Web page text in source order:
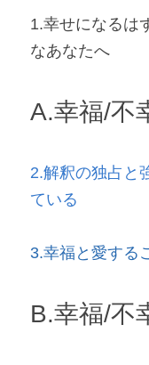
1.幸せになるは
なあなたへ
A.幸福/不
2.解釈の独占と
ている
3.幸福と愛する
B.幸福/不